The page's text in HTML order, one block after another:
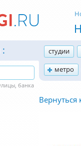
студии
метро
Вернуться